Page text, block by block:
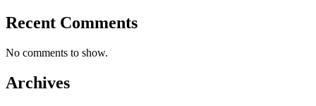
Recent Comments
No comments to show.
Archives